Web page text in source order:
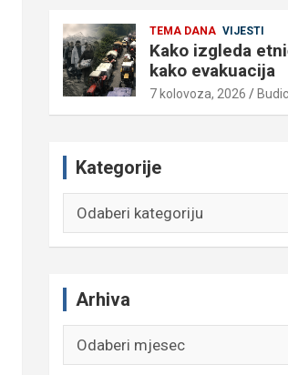
TEMA DANA VIJESTI
Kako izgleda
kako evakuacija
7 kolovoza, 2026
Kategorije
Arhiva